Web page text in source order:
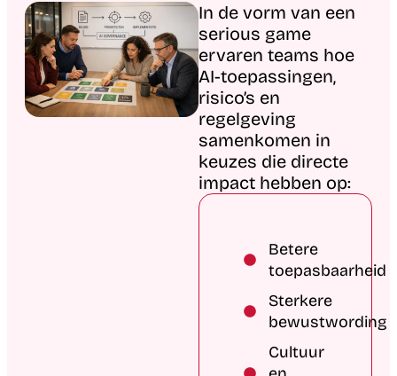
In de vorm van een
serious game
ervaren teams hoe
AI-toepassingen,
risico’s en
regelgeving
samenkomen in
keuzes die directe
impact hebben op:
Betere
toepasbaarheid​
Sterkere
bewustwording​
Cultuur